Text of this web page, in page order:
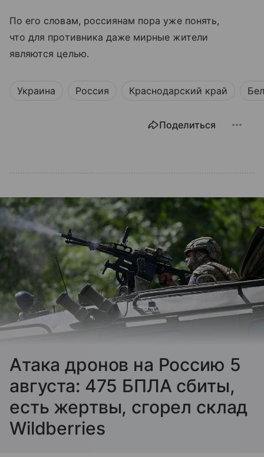
По его словам, россиянам пора уже понять,
что для противника даже мирные жители
являются целью.
Украина Россия Краснодарский край
Поделиться
Атака дронов на Россию 5
августа: 475 БПЛА сбиты,
есть жертвы, сгорел склад
Wildberries